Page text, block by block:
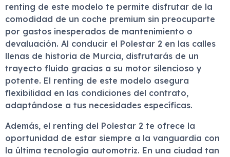
renting de este modelo te permite disfrutar de la
comodidad de un coche premium sin preocuparte
por gastos inesperados de mantenimiento o
devaluación. Al conducir el Polestar 2 en las calles
llenas de historia de Murcia, disfrutarás de un
trayecto fluido gracias a su motor silencioso y
potente. El renting de este modelo asegura
flexibilidad en las condiciones del contrato,
adaptándose a tus necesidades específicas.
Además, el renting del Polestar 2 te ofrece la
oportunidad de estar siempre a la vanguardia con
la última tecnología automotriz. En una ciudad tan